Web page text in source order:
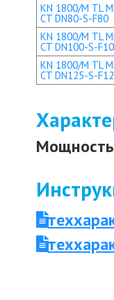
KN 1800/M TL
CT DN80-S-F80
KN 1800/M TL
CT DN100-S-
KN 1800/M TL
CT DN125-S-
Мощность